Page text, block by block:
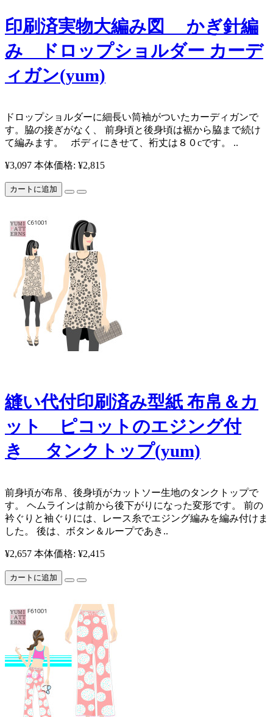
印刷済実物大編み図 かぎ針編
み ドロップショルダー カーデ
ィガン(yum)
ドロップショルダーに細長い筒袖がついたカーディガンで
す。脇の接ぎがなく、 前身頃と後身頃は裾から脇まで続け
て編みます。 ボディにきせて、裄丈は８０cです。 ..
¥3,097 本体価格: ¥2,815
カートに追加
縫い代付印刷済み型紙 布帛＆カ
ット ピコットのエジング付
き タンクトップ(yum)
​前身頃が布帛、後身頃がカットソー生地のタンクトップで
す。 ヘムラインは前から後下がりになった変形です。 前の
衿ぐりと袖ぐりには、レース糸でエジング編みを編み付けま
した。 後は、ボタン＆ループであき..
¥2,657 本体価格: ¥2,415
カートに追加